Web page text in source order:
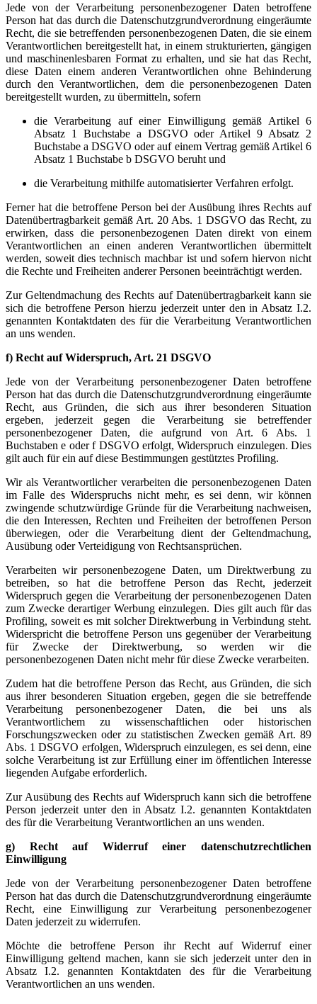
Jede von der Verarbeitung personenbezogener Daten betroffene
Person hat das durch die Datenschutzgrundverordnung eingeräumte
Recht, die sie betreffenden personenbezogenen Daten, die sie einem
Verantwortlichen bereitgestellt hat, in einem strukturierten, gängigen
und maschinenlesbaren Format zu erhalten, und sie hat das Recht,
diese Daten einem anderen Verantwortlichen ohne Behinderung
durch den Verantwortlichen, dem die personenbezogenen Daten
bereitgestellt wurden, zu übermitteln, sofern
die Verarbeitung auf einer Einwilligung gemäß Artikel 6
Absatz 1 Buchstabe a DSGVO oder Artikel 9 Absatz 2
Buchstabe a DSGVO oder auf einem Vertrag gemäß Artikel 6
Absatz 1 Buchstabe b DSGVO beruht und
die Verarbeitung mithilfe automatisierter Verfahren erfolgt.
Ferner hat die betroffene Person bei der Ausübung ihres Rechts auf
Datenübertragbarkeit gemäß Art. 20 Abs. 1 DSGVO das Recht, zu
erwirken, dass die personenbezogenen Daten direkt von einem
Verantwortlichen an einen anderen Verantwortlichen übermittelt
werden, soweit dies technisch machbar ist und sofern hiervon nicht
die Rechte und Freiheiten anderer Personen beeinträchtigt werden.
Zur Geltendmachung des Rechts auf Datenübertragbarkeit kann sie
sich die betroffene Person hierzu jederzeit unter den in Absatz I.2.
genannten Kontaktdaten des für die Verarbeitung Verantwortlichen
an uns wenden.
f) Recht auf Widerspruch, Art. 21 DSGVO
Jede von der Verarbeitung personenbezogener Daten betroffene
Person hat das durch die Datenschutzgrundverordnung eingeräumte
Recht, aus Gründen, die sich aus ihrer besonderen Situation
ergeben, jederzeit gegen die Verarbeitung sie betreffender
personenbezogener Daten, die aufgrund von Art. 6 Abs. 1
Buchstaben e oder f DSGVO erfolgt, Widerspruch einzulegen. Dies
gilt auch für ein auf diese Bestimmungen gestütztes Profiling.
Wir als Verantwortlicher verarbeiten die personenbezogenen Daten
im Falle des Widerspruchs nicht mehr, es sei denn, wir können
zwingende schutzwürdige Gründe für die Verarbeitung nachweisen,
die den Interessen, Rechten und Freiheiten der betroffenen Person
überwiegen, oder die Verarbeitung dient der Geltendmachung,
Ausübung oder Verteidigung von Rechtsansprüchen.
Verarbeiten wir personenbezogene Daten, um Direktwerbung zu
betreiben, so hat die betroffene Person das Recht, jederzeit
Widerspruch gegen die Verarbeitung der personenbezogenen Daten
zum Zwecke derartiger Werbung einzulegen. Dies gilt auch für das
Profiling, soweit es mit solcher Direktwerbung in Verbindung steht.
Widerspricht die betroffene Person uns gegenüber der Verarbeitung
für Zwecke der Direktwerbung, so werden wir die
personenbezogenen Daten nicht mehr für diese Zwecke verarbeiten.
Zudem hat die betroffene Person das Recht, aus Gründen, die sich
aus ihrer besonderen Situation ergeben, gegen die sie betreffende
Verarbeitung personenbezogener Daten, die bei uns als
Verantwortlichem zu wissenschaftlichen oder historischen
Forschungszwecken oder zu statistischen Zwecken gemäß Art. 89
Abs. 1 DSGVO erfolgen, Widerspruch einzulegen, es sei denn, eine
solche Verarbeitung ist zur Erfüllung einer im öffentlichen Interesse
liegenden Aufgabe erforderlich.
Zur Ausübung des Rechts auf Widerspruch kann sich die betroffene
Person jederzeit unter den in Absatz I.2. genannten Kontaktdaten
des für die Verarbeitung Verantwortlichen an uns wenden.
g) Recht auf Widerruf einer datenschutzrechtlichen
Einwilligung
Jede von der Verarbeitung personenbezogener Daten betroffene
Person hat das durch die Datenschutzgrundverordnung eingeräumte
Recht, eine Einwilligung zur Verarbeitung personenbezogener
Daten jederzeit zu widerrufen.
Möchte die betroffene Person ihr Recht auf Widerruf einer
Einwilligung geltend machen, kann sie sich jederzeit unter den in
Absatz I.2. genannten Kontaktdaten des für die Verarbeitung
Verantwortlichen an uns wenden.